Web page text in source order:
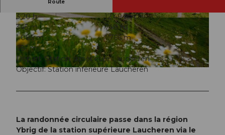
© Philipp Holdener, Einsiedeln-Ybrig-Zürichsee Tourismus
© Einsiedeln-Ybrig-Zürichsee Tourismus, MAR
TIN BISSIG www.bissig.ch
© Einsiedeln-Ybrig-Zürichsee Tourismus
Route
3:20 h
12,49 km
345 m
748 m
1.085 m
1.766 m
681 m
Départ: Station supérieure Laucheren
Objectif: Station inférieure Laucheren
La randonnée circulaire passe dans la région
Ybrig de la station supérieure Laucheren via le